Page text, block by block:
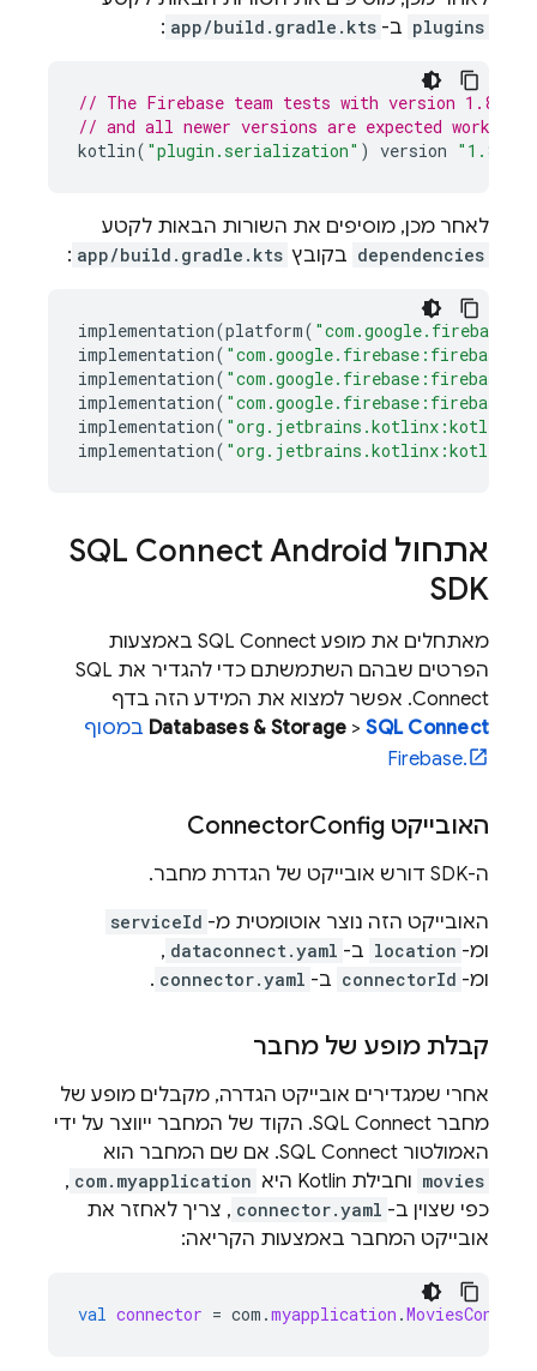
plugins ב- app/build.gradle.kts
:
// The Firebase team tests with version
// and all newer versions are expected work too.
kotlin( "plugin.serialization" ) version "1.8.22"
לאחר מכן, מוסיפים את השורות הבאות לקטע
dependencies בקובץ app/build.gradle.kts
:
implementation(platform(
implementation( "com.google.firebase:firebase-
implementation( "com.google.firebase:firebase-
implementation( "com.google.firebase:firebase-
implementation( "org.jetbrains.kotlinx:kotlinx-
implementation( "org.jetbrains.kotlinx:kotlinx-
אתחול SQL ConnectAndroid
SDK
מאתחלים את מופע SQL Connect באמצעות
הפרטים שבהם השתמשתם כדי להגדיר את SQL
Connect. אפשר למצוא את המידע הזה בדף
Databases & Storage >SQL Connect
במסוף
Firebase.
האובייקט Connector Config
ה-SDK דורש אובייקט של הגדרת מחבר.
האובייקט הזה נוצר אוטומטית מ- serviceId
ומ- location ב- dataconnect.yaml
,
ומ- connectorId ב- connector.yaml
.
קבלת מופע של מחבר
אחרי שמגדירים אובייקט הגדרה, מקבלים מופע של
מחבר SQL Connect. הקוד של המחבר ייווצר על ידי
האמולטור SQL Connect. אם שם המחבר הוא
movies וחבילת Kotlin היא com.myapplication
,
כפי שצוין ב- connector.yaml , צריך לאחזר את
אובייקט המחבר באמצעות הקריאה:
val connector = com .myapplication .